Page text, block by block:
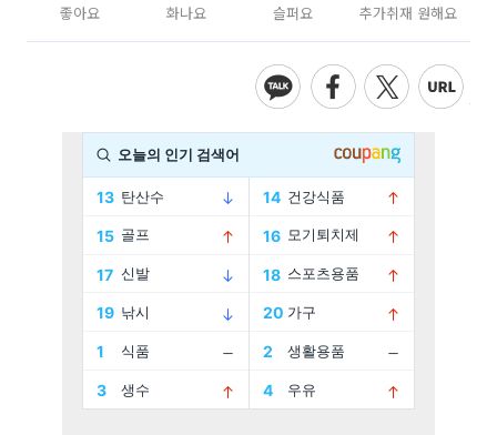
좋아요 화나요 슬퍼요 추가취재 원해요